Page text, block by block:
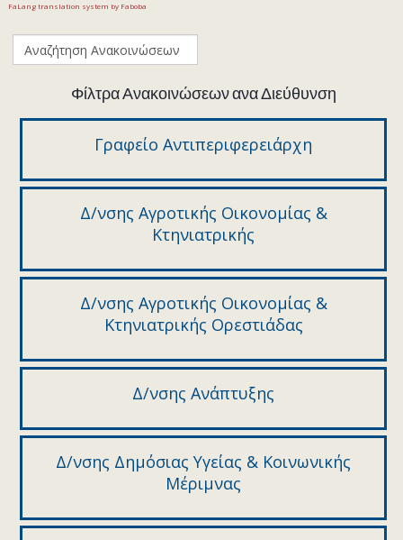
FaLang translation system by Faboba
Φίλτρα Ανακοινώσεων ανα Διεύθυνση
Γραφείο Αντιπεριφερειάρχη
Δ/νσης Αγροτικής Οικονομίας &
Κτηνιατρικής
Δ/νσης Αγροτικής Οικονομίας &
Κτηνιατρικής Ορεστιάδας
Δ/νσης Ανάπτυξης
Δ/νσης Δημόσιας Υγείας & Κοινωνικής
Μέριμνας